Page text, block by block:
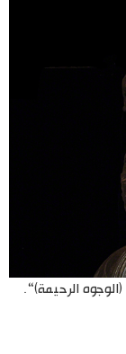
الرحيمة)“.